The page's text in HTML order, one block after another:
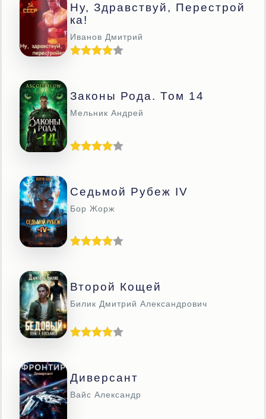
Ну, Здравствуй, Перестрой
Ка!
Иванов Дмитрий
Законы Рода. Том 14
Мельник Андрей
Седьмой Рубеж IV
Бор Жорж
Второй Кощей
Билик Дмитрий Александрович
Диверсант
Вайс Александр